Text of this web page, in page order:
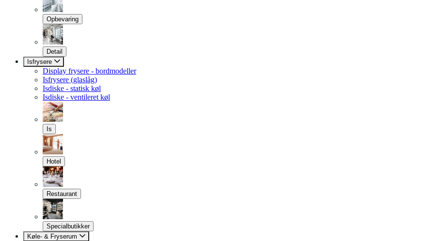
Opbevaring
Detail
Isfrysere
Display frysere - bordmodeller
Isfrysere (glaslåg)
Isdiske - statisk køl
Isdiske - ventileret køl
Is
Hotel
Restaurant
Specialbutikker
Køle- & Fryserum